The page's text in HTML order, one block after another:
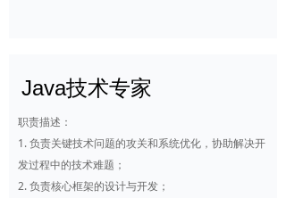
职责描述：
1. 负责关键技术问题的攻关和系统优化，协助解决开
发过程中的技术难题；
2. 负责核心框架的设计与开发；
Java技术专家